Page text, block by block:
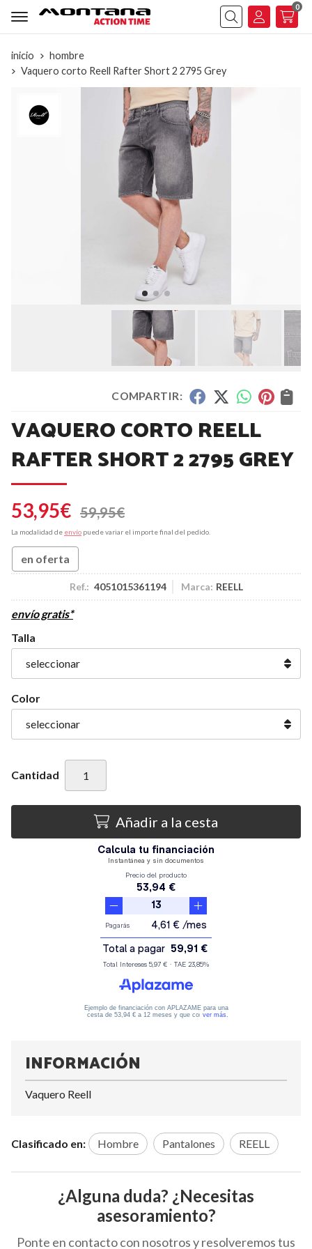
Buscar
0
inicio
hombre
Vaquero corto Reell Rafter Short 2 2795 Grey
COMPARTIR:
VAQUERO CORTO REELL
RAFTER SHORT 2 2795 GREY
53,95€ 59,95€
La modalidad de envío puede variar el importe final del pedido.
en oferta
Ref.: 4051015361194 Marca: REELL
envío gratis*
Talla
Color
Cantidad
Añadir a la cesta
INFORMACIÓN
Vaquero Reell
Clasificado en: Hombre Pantalones REELL
¿Alguna duda? ¿Necesitas
asesoramiento?
Ponte en contacto con nosotros y resolveremos tus